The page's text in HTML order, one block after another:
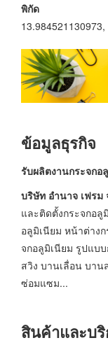
พิกัด
ข้อมูลธุรกิจ
รับผลิตงานกระจกอ
บริษัท อำนาจ เฟรม
และติดตั้งกระจกอลู
อลูมิเนียม หน้าต่าง
จกอลูมิเนียม รูปแบ
สวิง บานเลื่อน บาน
ซ่อมแซม...
สินค้าและบ